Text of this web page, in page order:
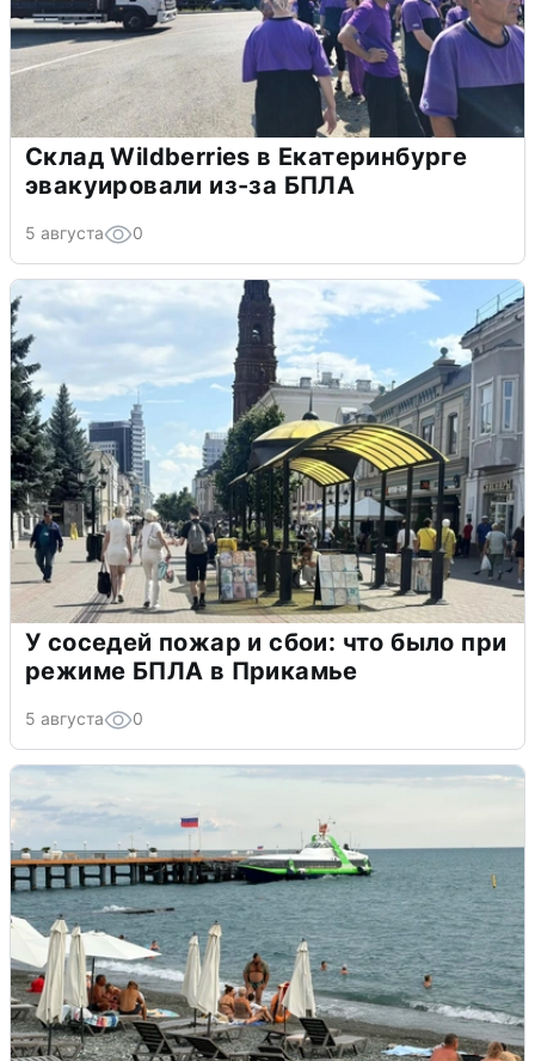
Склад Wildberries в Екатеринбурге
эвакуировали из-за БПЛА
5 августа 0
У соседей пожар и сбои: что было при
режиме БПЛА в Прикамье
5 августа 0